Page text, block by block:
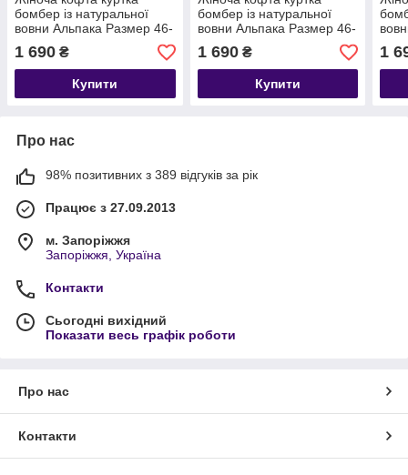
бомбер із натуральної
вовни Альпака Размер 46-
56
1 690 ₴
Купити
бомбер із натуральної
вовни Альпака Размер 46-
56
1 690₴
Купити
56
1
Про нас
98% позитивних з 389 відгуків за рік
Працює з 27.09.2013
м. Запоріжжя
Запоріжжя, Україна
Контакти
Сьогодні вихідний
Показати весь графік роботи
Про нас
Контакти